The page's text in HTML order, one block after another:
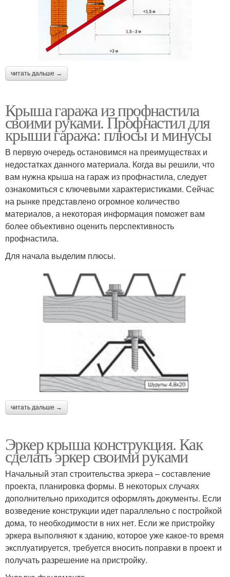
читать дальше →
Крыша гаража из профнастила
своими руками. Профнастил для
крыши гаража: плюсы и минусы
В первую очередь остановимся на преимуществах и
недостатках данного материала. Когда вы решили, что
вам нужна крыша на гараж из профнастила, следует
ознакомиться с ключевыми характеристиками. Сейчас
на рынке представлено огромное количество
материалов, а некоторая информация поможет вам
более объективно оценить перспективность
профнастила.
Для начала выделим плюсы.
читать дальше →
Эркер крыша конструкция. Как
сделать эркер своими руками
Начальный этап строительства эркера – составление
проекта, планировка формы. В некоторых случаях
дополнительно приходится оформлять документы. Если
возведение конструкции идет параллельно с постройкой
дома, то необходимости в них нет. Если же пристройку
эркера выполняют к зданию, которое уже какое-то время
эксплуатируется, требуется вносить поправки в проект и
получать разрешение на пристройку.